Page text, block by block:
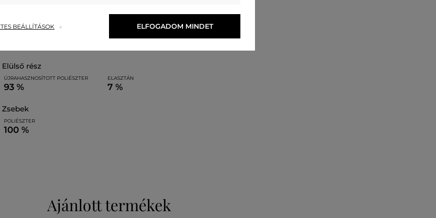
hátoldal
elülső rész
ÚJRAHASZNOSÍTOTT POLIÉSZTER
93 %
ELASZTÁN
7 %
zsebek
POLIÉSZTER
100 %
Ajánlott termékek
BEÁLLÍTÁSOK ELFOGADOM MINDET